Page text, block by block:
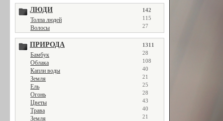
ЛЮДИ 142
Толпа людей 115
Волосы 27
ПРИРОДА 1311
Бамбук 28
Облака 108
Капли воды 40
Земля 21
Ель 25
Огонь 28
Цветы 43
Трава 40
Земля 21